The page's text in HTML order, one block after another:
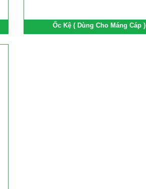
Ốc Kệ ( Dùng Cho Máng Cáp )